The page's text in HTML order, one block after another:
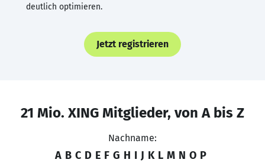
deutlich optimieren.
Jetzt registrieren
21 Mio. XING Mitglieder, von A bis Z
Nachname:
A B C D E F G H I J K L M N O P